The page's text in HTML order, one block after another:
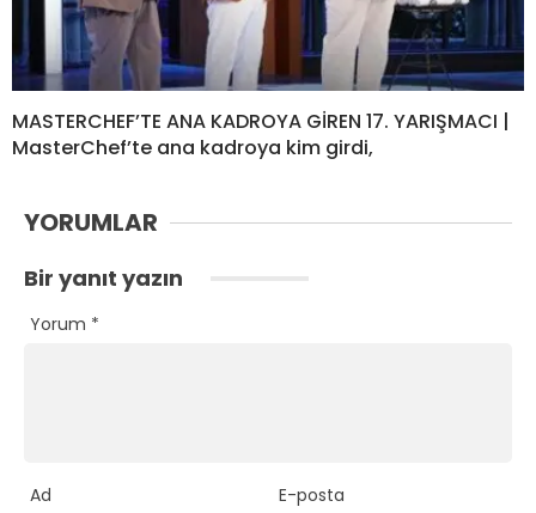
MASTERCHEF’TE ANA KADROYA GİREN 17. YARIŞMACI |
MasterChef’te ana kadroya kim girdi,
YORUMLAR
Bir yanıt yazın
Yorum *
Ad E-posta